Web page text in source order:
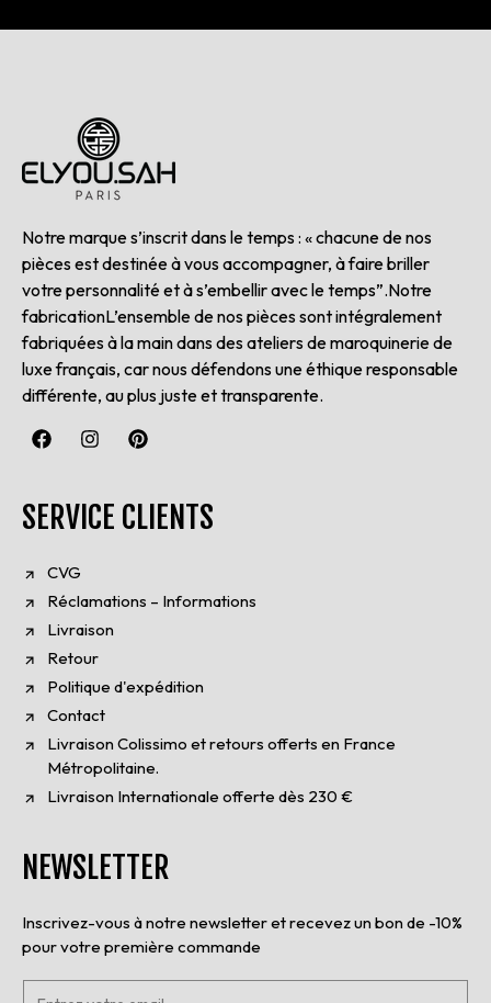
Notre marque s’inscrit dans le temps : « chacune de nos
pièces est destinée à vous accompagner, à faire briller
votre personnalité et à s’embellir avec le temps”.Notre
fabricationL’ensemble de nos pièces sont intégralement
fabriquées à la main dans des ateliers de maroquinerie de
luxe français, car nous défendons une éthique responsable
différente, au plus juste et transparente.
SERVICE CLIENTS
CVG
Réclamations – Informations
Livraison
Retour
Politique d'expédition
Contact
Livraison Colissimo et retours offerts en France
Métropolitaine.
Livraison Internationale offerte dès 230 €
NEWSLETTER
Inscrivez-vous à notre newsletter et recevez un bon de -10%
pour votre première commande
E